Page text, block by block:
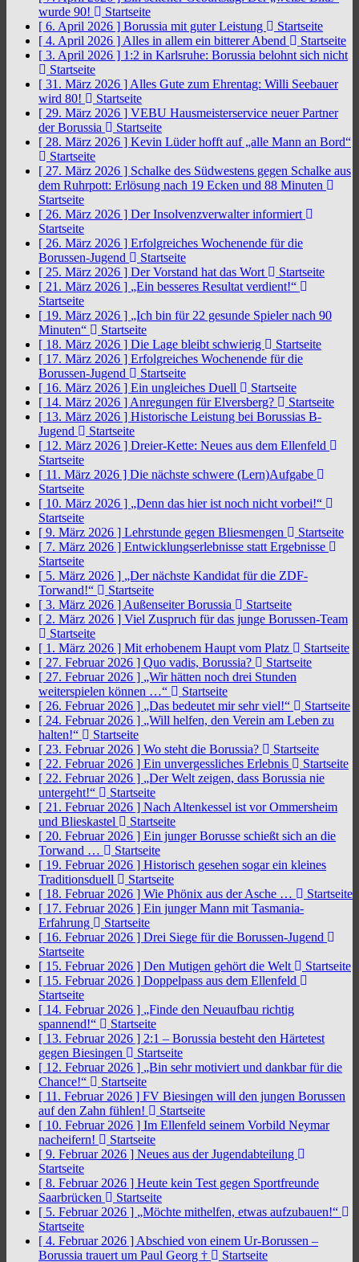
wurde 90!
Startseite
[ 6. April 2026 ] Borussia mit guter Leistung
Startseite
[ 4. April 2026 ] Alles in allem ein bitterer Abend
Startseite
[ 3. April 2026 ] 1:2 in Karlsruhe: Borussia belohnt sich nicht
Startseite
[ 31. März 2026 ] Alles Gute zum Ehrentag: Willi Seebauer
wird 80!
Startseite
[ 29. März 2026 ] VEBU Hausmeisterservice neuer Partner
der Borussia
Startseite
[ 28. März 2026 ] Kevin Lüder hofft auf „alle Mann an Bord“
Startseite
[ 27. März 2026 ] Schalke des Südwestens gegen Schalke aus
dem Ruhrpott: Erlösung nach 19 Ecken und 88 Minuten
Startseite
[ 26. März 2026 ] Der Insolvenzverwalter informiert
Startseite
[ 26. März 2026 ] Erfolgreiches Wochenende für die
Borussen-Jugend
Startseite
[ 25. März 2026 ] Der Vorstand hat das Wort
Startseite
[ 21. März 2026 ] „Ein besseres Resultat verdient!“
Startseite
[ 19. März 2026 ] „Ich bin für 22 gesunde Spieler nach 90
Minuten“
Startseite
[ 18. März 2026 ] Die Lage bleibt schwierig
Startseite
[ 17. März 2026 ] Erfolgreiches Wochenende für die
Borussen-Jugend
Startseite
[ 16. März 2026 ] Ein ungleiches Duell
Startseite
[ 14. März 2026 ] Anregungen für Elversberg?
Startseite
[ 13. März 2026 ] Historische Leistung bei Borussias B-
Jugend
Startseite
[ 12. März 2026 ] Dreier-Kette: Neues aus dem Ellenfeld
Startseite
[ 11. März 2026 ] Die nächste schwere (Lern)Aufgabe
Startseite
[ 10. März 2026 ] „Denn das hier ist noch nicht vorbei!“
Startseite
[ 9. März 2026 ] Lehrstunde gegen Bliesmengen
Startseite
[ 7. März 2026 ] Entwicklungserlebnisse statt Ergebnisse
Startseite
[ 5. März 2026 ] „Der nächste Kandidat für die ZDF-
Torwand!“
Startseite
[ 3. März 2026 ] Außenseiter Borussia
Startseite
[ 2. März 2026 ] Viel Zuspruch für das junge Borussen-Team
Startseite
[ 1. März 2026 ] Mit erhobenem Haupt vom Platz
Startseite
[ 27. Februar 2026 ] Quo vadis, Borussia?
Startseite
[ 27. Februar 2026 ] „Wir hätten noch drei Stunden
weiterspielen können …“
Startseite
[ 26. Februar 2026 ] „Das bedeutet mir sehr viel!“
Startseite
[ 24. Februar 2026 ] „Will helfen, den Verein am Leben zu
halten!“
Startseite
[ 23. Februar 2026 ] Wo steht die Borussia?
Startseite
[ 22. Februar 2026 ] Ein unvergessliches Erlebnis
Startseite
[ 22. Februar 2026 ] „Der Welt zeigen, dass Borussia nie
untergeht!“
Startseite
[ 21. Februar 2026 ] Nach Altenkessel ist vor Ommersheim
und Blieskastel
Startseite
[ 20. Februar 2026 ] Ein junger Borusse schießt sich an die
Torwand …
Startseite
[ 19. Februar 2026 ] Historisch gesehen sogar ein kleines
Traditionsduell
Startseite
[ 18. Februar 2026 ] Wie Phönix aus der Asche …
Startseite
[ 17. Februar 2026 ] Ein junger Mann mit Tasmania-
Erfahrung
Startseite
[ 16. Februar 2026 ] Drei Siege für die Borussen-Jugend
Startseite
[ 15. Februar 2026 ] Den Mutigen gehört die Welt
Startseite
[ 15. Februar 2026 ] Doppelpass aus dem Ellenfeld
Startseite
[ 14. Februar 2026 ] „Finde den Neuaufbau richtig
spannend!“
Startseite
[ 13. Februar 2026 ] 2:1 – Borussia besteht den Härtetest
gegen Biesingen
Startseite
[ 12. Februar 2026 ] „Bin sehr motiviert und dankbar für die
Chance!“
Startseite
[ 11. Februar 2026 ] FV Biesingen will den jungen Borussen
auf den Zahn fühlen!
Startseite
[ 10. Februar 2026 ] Im Ellenfeld seinem Vorbild Neymar
nacheifern!
Startseite
[ 9. Februar 2026 ] Neues aus der Jugendabteilung
Startseite
[ 8. Februar 2026 ] Heute kein Test gegen Sportfreunde
Saarbrücken
Startseite
[ 5. Februar 2026 ] „Möchte mithelfen, etwas aufzubauen!“
Startseite
[ 4. Februar 2026 ] Abschied von einem Ur-Borussen –
Borussia trauert um Paul Georg †
Startseite